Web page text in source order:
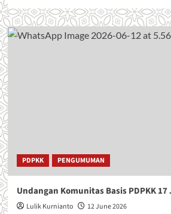
PDPKK PENGUMUMAN
Undangan Komunitas Basis PDPKK 17
Lulik Kurnianto 12 June 2026